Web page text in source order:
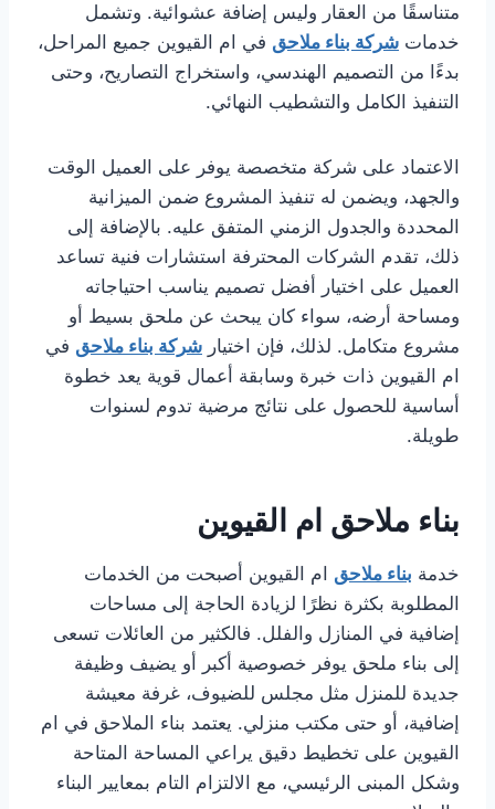
متناسقًا من العقار وليس إضافة عشوائية. وتشمل
خدمات شركة بناء ملاحق في ام القيوين جميع المراحل،
بدءًا من التصميم الهندسي، واستخراج التصاريح، وحتى
التنفيذ الكامل والتشطيب النهائي.
الاعتماد على شركة متخصصة يوفر على العميل الوقت
والجهد، ويضمن له تنفيذ المشروع ضمن الميزانية
المحددة والجدول الزمني المتفق عليه. بالإضافة إلى
ذلك، تقدم الشركات المحترفة استشارات فنية تساعد
العميل على اختيار أفضل تصميم يناسب احتياجاته
ومساحة أرضه، سواء كان يبحث عن ملحق بسيط أو
مشروع متكامل. لذلك، فإن اختيار شركة بناء ملاحق في
ام القيوين ذات خبرة وسابقة أعمال قوية يعد خطوة
أساسية للحصول على نتائج مرضية تدوم لسنوات
طويلة.
بناء ملاحق ام القيوين
خدمة بناء ملاحق ام القيوين أصبحت من الخدمات
المطلوبة بكثرة نظرًا لزيادة الحاجة إلى مساحات
إضافية في المنازل والفلل. فالكثير من العائلات تسعى
إلى بناء ملحق يوفر خصوصية أكبر أو يضيف وظيفة
جديدة للمنزل مثل مجلس للضيوف، غرفة معيشة
إضافية، أو حتى مكتب منزلي. يعتمد بناء الملاحق في ام
القيوين على تخطيط دقيق يراعي المساحة المتاحة
وشكل المبنى الرئيسي، مع الالتزام التام بمعايير البناء